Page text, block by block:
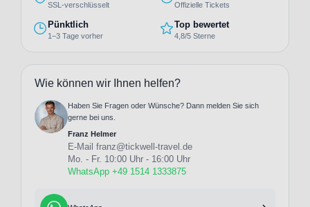
SSL-verschlüsselt Offizielle Tickets
Pünktlich
1–3 Tage vorher
Top bewertet
4,8/5 Sterne
Wie können wir Ihnen helfen?
Haben Sie Fragen oder Wünsche? Dann melden Sie sich
gerne bei uns.
Franz Helmer
E-Mail franz@tickwell-travel.de
Mo. - Fr. 10:00 Uhr - 16:00 Uhr
WhatsApp +49 1514 1333875